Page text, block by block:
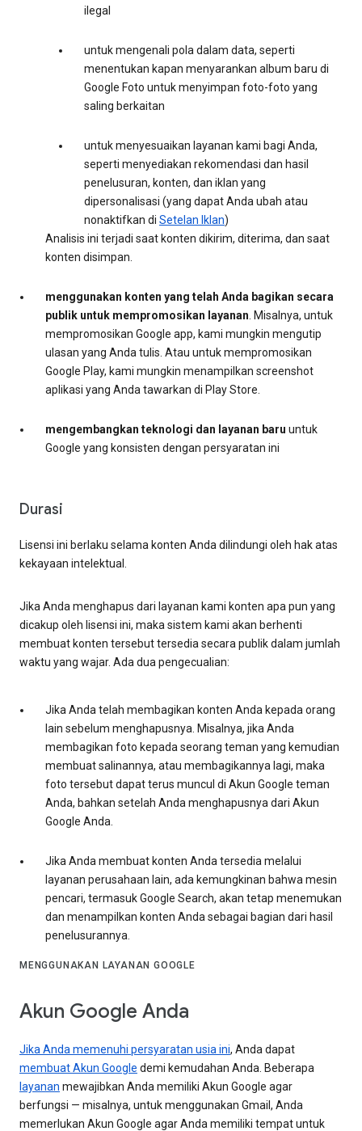
ilegal
untuk mengenali pola dalam data, seperti
menentukan kapan menyarankan album baru di
Google Foto untuk menyimpan foto-foto yang
saling berkaitan
untuk menyesuaikan layanan kami bagi Anda,
seperti menyediakan rekomendasi dan hasil
penelusuran, konten, dan iklan yang
dipersonalisasi (yang dapat Anda ubah atau
nonaktifkan di Setelan Iklan)
Analisis ini terjadi saat konten dikirim, diterima, dan saat
konten disimpan.
menggunakan konten yang telah Anda bagikan secara
publik untuk mempromosikan layanan. Misalnya, untuk
mempromosikan Google app, kami mungkin mengutip
ulasan yang Anda tulis. Atau untuk mempromosikan
Google Play, kami mungkin menampilkan screenshot
aplikasi yang Anda tawarkan di Play Store.
mengembangkan teknologi dan layanan baru untuk
Google yang konsisten dengan persyaratan ini
Durasi
Lisensi ini berlaku selama konten Anda dilindungi oleh hak atas
kekayaan intelektual.
Jika Anda menghapus dari layanan kami konten apa pun yang
dicakup oleh lisensi ini, maka sistem kami akan berhenti
membuat konten tersebut tersedia secara publik dalam jumlah
waktu yang wajar. Ada dua pengecualian:
Jika Anda telah membagikan konten Anda kepada orang
lain sebelum menghapusnya. Misalnya, jika Anda
membagikan foto kepada seorang teman yang kemudian
membuat salinannya, atau membagikannya lagi, maka
foto tersebut dapat terus muncul di Akun Google teman
Anda, bahkan setelah Anda menghapusnya dari Akun
Google Anda.
Jika Anda membuat konten Anda tersedia melalui
layanan perusahaan lain, ada kemungkinan bahwa mesin
pencari, termasuk Google Search, akan tetap menemukan
dan menampilkan konten Anda sebagai bagian dari hasil
penelusurannya.
MENGGUNAKAN LAYANAN GOOGLE
Akun Google Anda
Jika Anda memenuhi persyaratan usia ini, Anda dapat
membuat Akun Google demi kemudahan Anda. Beberapa
layanan mewajibkan Anda memiliki Akun Google agar
berfungsi — misalnya, untuk menggunakan Gmail, Anda
memerlukan Akun Google agar Anda memiliki tempat untuk